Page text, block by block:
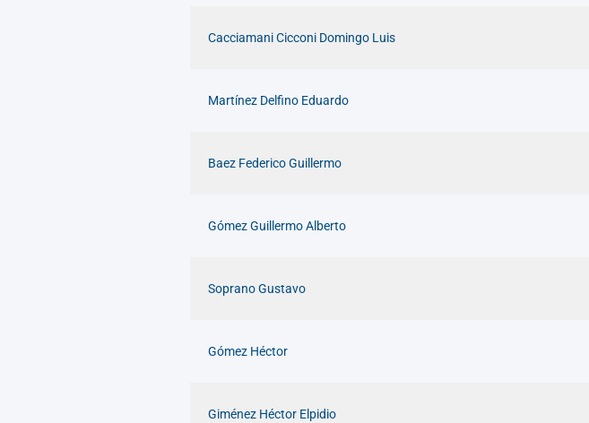
Cacciamani Cicconi Domingo Luis
Martínez Delfino Eduardo
Baez Federico Guillermo
Gómez Guillermo Alberto
Soprano Gustavo
Gómez Héctor
Giménez Héctor Elpidio